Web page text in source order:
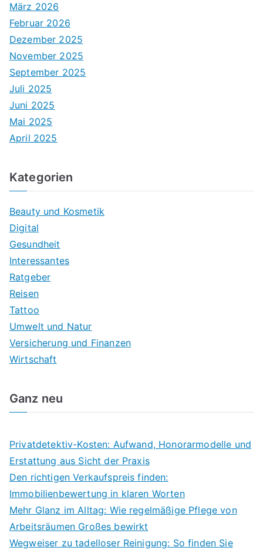
März 2026
Februar 2026
Dezember 2025
November 2025
September 2025
Juli 2025
Juni 2025
Mai 2025
April 2025
Kategorien
Beauty und Kosmetik
Digital
Gesundheit
Interessantes
Ratgeber
Reisen
Tattoo
Umwelt und Natur
Versicherung und Finanzen
Wirtschaft
Ganz neu
Privatdetektiv-Kosten: Aufwand, Honorarmodelle und
Erstattung aus Sicht der Praxis
Den richtigen Verkaufspreis finden:
Immobilienbewertung in klaren Worten
Mehr Glanz im Alltag: Wie regelmäßige Pflege von
Arbeitsräumen Großes bewirkt
Wegweiser zu tadelloser Reinigung: So finden Sie